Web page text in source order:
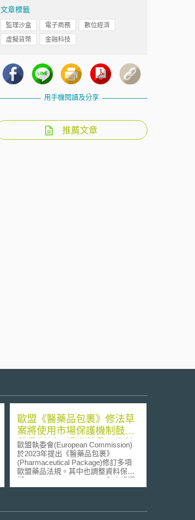
文章標籤
監理沙盒 電子商務
數位經濟
虛擬貨幣
金融科技
用手機閱讀及分享
推薦文章
歐盟《醫藥品包裹》修法草
案將使用市場保護機制鼓勵
藥品創新、提升藥品可及性
歐盟執委會(European Commission)
於2023年提出《醫藥品包裹》
(Pharmaceutical Package)修訂多項
歐盟藥品法規。其中也調整資料保護
期(period of data protection)和市場獨
占期(market exclusivity)等制度，激